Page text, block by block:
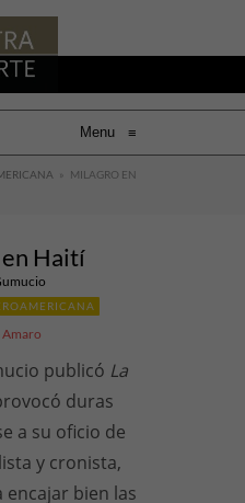
Menu ≡
» MILAGRO EN
Haití
Amaro
publicó La
duras
a su oficio de
y cronista,
bien las